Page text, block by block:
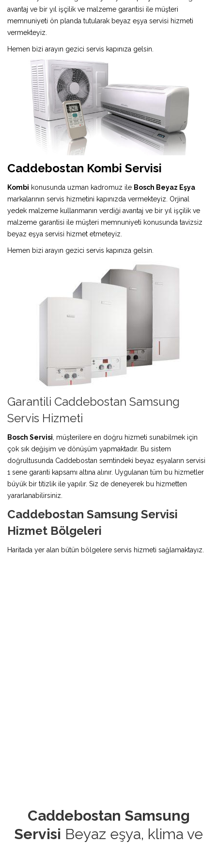
avantaj ve bir yıl işçilik ve malzeme garantisi ile müşteri
memnuniyeti ön planda tutularak beyaz eşya servisi hizmeti
vermekteyiz.
Hemen bizi arayın gezici servis kapınıza gelsin.
Caddebostan Kombi Servisi
Kombi konusunda uzman kadromuz ile Bosch Beyaz Eşya
markalarının servis hizmetini kapınızda vermekteyiz. Orjinal
yedek malzeme kullanmanın verdiği avantaj ve bir yıl işçilik ve
malzeme garantisi ile müşteri memnuniyeti konusunda tavizsiz
beyaz eşya servisi hizmet etmeteyiz.
Hemen bizi arayın gezici servis kapınıza gelsin.
Garantili Caddebostan Samsung
Servis Hizmeti
Bosch Servisi , müşterilere en doğru hizmeti sunabilmek için
çok sık değişim ve dönüşüm yapmaktadır. Bu sistem
doğrultusunda Caddebostan semtindeki beyaz eşyaların servisi
1 sene garanti kapsamı altına alınır. Uygulanan tüm bu hizmetler
büyük bir titizlik ile yapılır. Siz de deneyerek bu hizmetten
yararlanabilirsiniz.
Caddebostan Samsung Servisi
Hizmet Bölgeleri
Haritada yer alan bütün bölgelere servis hizmeti sağlamaktayız.
Caddebostan Samsung
Servisi Beyaz eşya, klima ve